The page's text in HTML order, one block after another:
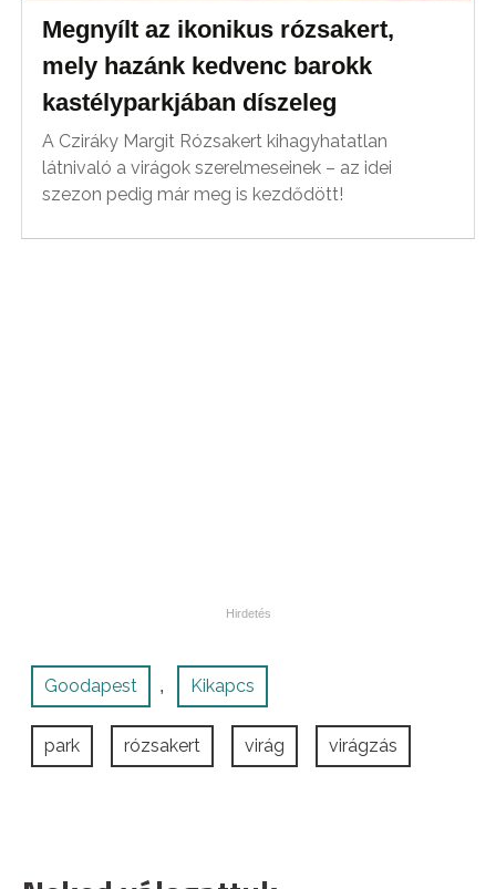
Megnyílt az ikonikus rózsakert,
mely hazánk kedvenc barokk
kastélyparkjában díszeleg
A Cziráky Margit Rózsakert kihagyhatatlan
látnivaló a virágok szerelmeseinek – az idei
szezon pedig már meg is kezdődött!
Goodapest , Kikapcs
park rózsakert virág virágzás